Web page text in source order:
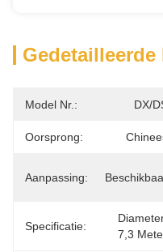
Model Nr.: DX/
Oorsprong:
Aanpassing:
Specificatie:
7,3